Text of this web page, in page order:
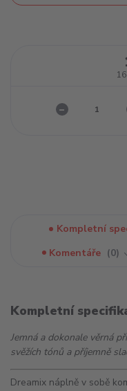
Kompletní
Komentáře
0
Kompletní
Jemná a dokonale věrná
svěžích tónů a příjemně
Dreamix náplně v sobě